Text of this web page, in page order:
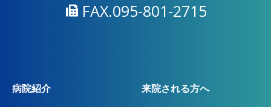
FAX.095-801-2715
病院紹介 来院される方へ